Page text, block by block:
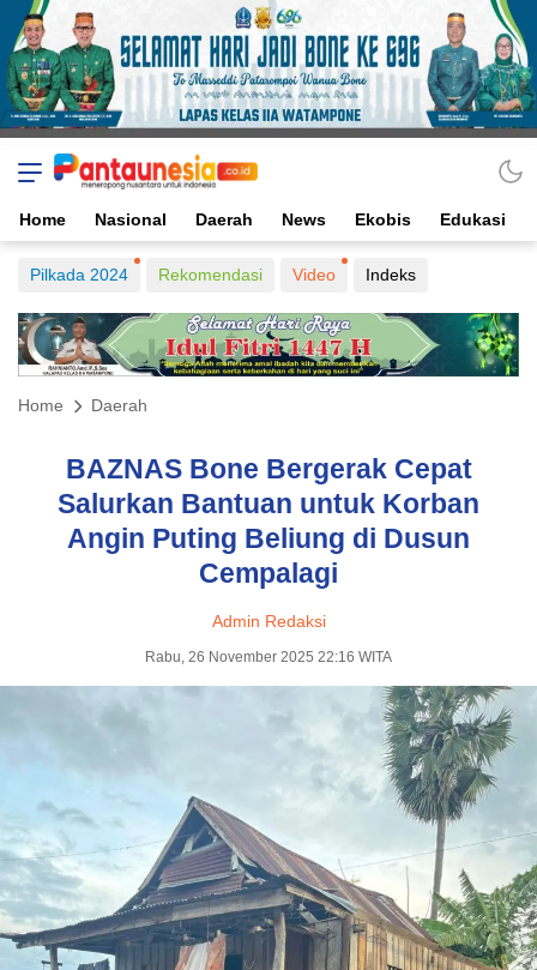
Home Nasional Daerah News Ekobis Edukasi
Pilkada 2024 Rekomendasi Video Indeks
Home Daerah
BAZNAS Bone Bergerak Cepat
Salurkan Bantuan untuk Korban
Angin Puting Beliung di Dusun
Cempalagi
Admin Redaksi
Rabu, 26 November 2025 22:16 WITA